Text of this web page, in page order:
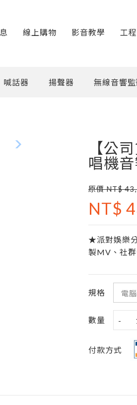
線上購物 影音教學 工
喊話器 揚聲器 無線音響
【公
唱機
原價 NT$
NT$
★派對娛樂
製MV、社
規格
數量 -
付款方式